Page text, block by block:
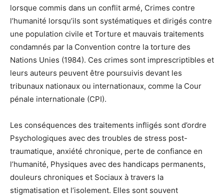
lorsque commis dans un conflit armé, Crimes contre
l’humanité lorsqu’ils sont systématiques et dirigés contre
une population civile et Torture et mauvais traitements
condamnés par la Convention contre la torture des
Nations Unies (1984). Ces crimes sont imprescriptibles et
leurs auteurs peuvent être poursuivis devant les
tribunaux nationaux ou internationaux, comme la Cour
pénale internationale (CPI).
Les conséquences des traitements infligés sont d’ordre
Psychologiques avec des troubles de stress post-
traumatique, anxiété chronique, perte de confiance en
l’humanité, Physiques avec des handicaps permanents,
douleurs chroniques et Sociaux à travers la
stigmatisation et l’isolement. Elles sont souvent